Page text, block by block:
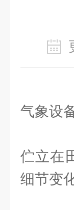
气象设
伫立在
细节变